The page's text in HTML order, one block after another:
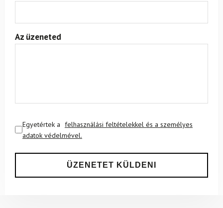
Az üzeneted
Egyetértek a felhasználási feltételekkel és a személyes
adatok védelmével.